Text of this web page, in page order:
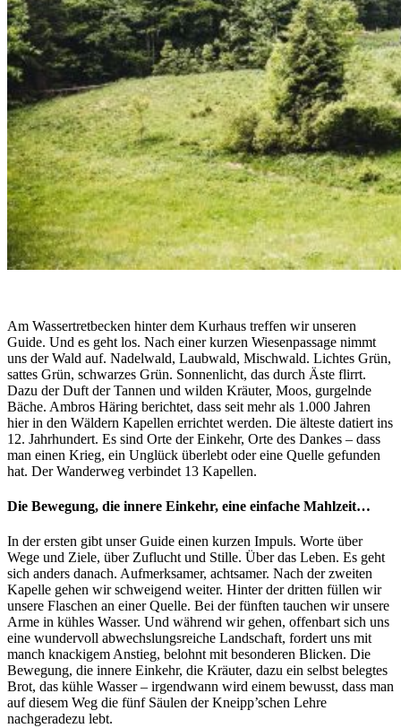
Am Wassertretbecken hinter dem Kurhaus treffen wir unseren
Guide. Und es geht los. Nach einer kurzen Wiesenpassage nimmt
uns der Wald auf. Nadelwald, Laubwald, Mischwald. Lichtes Grün,
sattes Grün, schwarzes Grün. Sonnenlicht, das durch Äste flirrt.
Dazu der Duft der Tannen und wilden Kräuter, Moos, gurgelnde
Bäche. Ambros Häring berichtet, dass seit mehr als 1.000 Jahren
hier in den Wäldern Kapellen errichtet werden. Die älteste datiert ins
12. Jahrhundert. Es sind Orte der Einkehr, Orte des Dankes – dass
man einen Krieg, ein Unglück überlebt oder eine Quelle gefunden
hat. Der Wanderweg verbindet 13 Kapellen.
Die Bewegung, die innere Einkehr, eine einfache Mahlzeit…
In der ersten gibt unser Guide einen kurzen Impuls. Worte über
Wege und Ziele, über Zuflucht und Stille. Über das Leben. Es geht
sich anders danach. Aufmerksamer, achtsamer. Nach der zweiten
Kapelle gehen wir schweigend weiter. Hinter der dritten füllen wir
unsere Flaschen an einer Quelle. Bei der fünften tauchen wir unsere
Arme in kühles Wasser. Und während wir gehen, offenbart sich uns
eine wundervoll abwechslungsreiche Landschaft, fordert uns mit
manch knackigem Anstieg, belohnt mit besonderen Blicken. Die
Bewegung, die innere Einkehr, die Kräuter, dazu ein selbst belegtes
Brot, das kühle Wasser – irgendwann wird einem bewusst, dass man
auf diesem Weg die fünf Säulen der Kneipp’schen Lehre
nachgeradezu lebt.